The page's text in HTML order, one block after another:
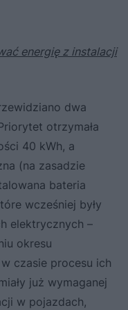
energię z instalacji
dwa
otrzymała
40 kWh, a
(na zasadzie
bateria
wcześniej były
elektrycznych –
okresu
czasie procesu ich
już wymaganej
w pojazdach,